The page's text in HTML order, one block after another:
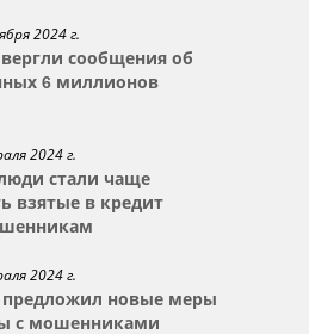
2024 г.
сообщения об
6 миллионов
2024 г.
стали чаще
взятые в кредит
2024 г.
предложил новые меры
с мошенниками